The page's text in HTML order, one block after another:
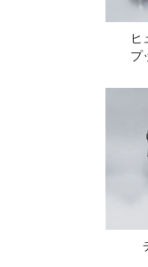
ヒ
プ